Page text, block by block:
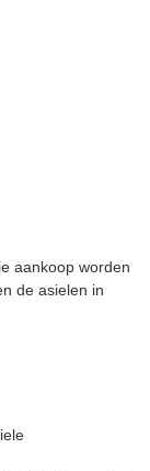
aankoop worden
de asielen in